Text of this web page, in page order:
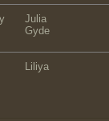
Julia
Gyde
Liliya